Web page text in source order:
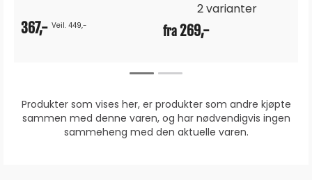
367,- Veil. 449,-
2 varianter
fra269,-
Produkter som vises her, er produkter som andre kjøpte
sammen med denne varen, og har nødvendigvis ingen
sammeheng med den aktuelle varen.